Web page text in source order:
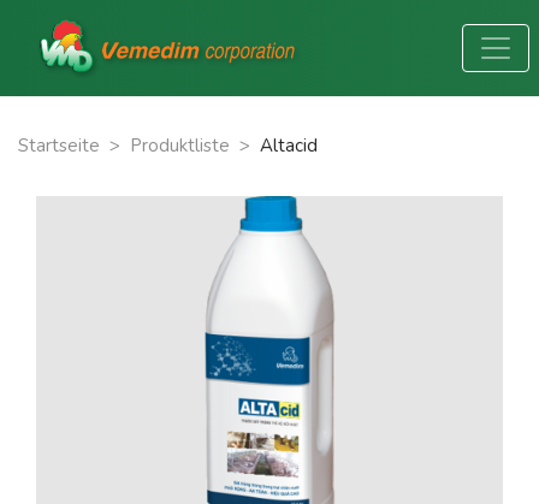
Startseite > Produktliste > Altacid